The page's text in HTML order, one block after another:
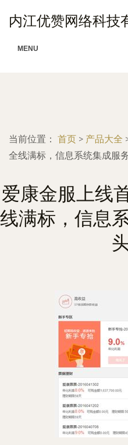
内江优赞网络科技
MENU
当前位置： 首页 > 产品大全
全线满标，信息系统集成服
爱康金服上线
线满标，信息